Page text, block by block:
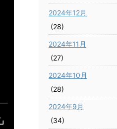
2024年12月
(28)
2024年11月
(27)
2024年10月
(28)
2024年9月
(34)